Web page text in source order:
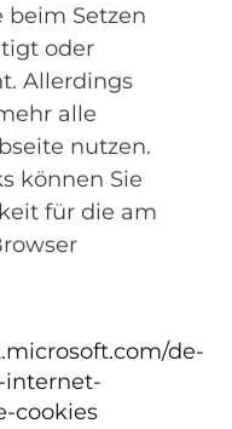
beim Setzen
oder
Allerdings
alle
nutzen.
können Sie
für die am
de-
internet-
cookies